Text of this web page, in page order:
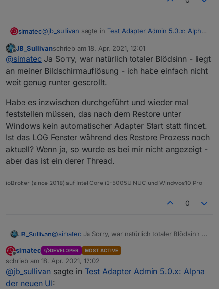
simatec@jb_sullivan sagte in Test Adapter Admin 5.0.x: Alpha
Ich habe mal@ simatecangeschrieben, ob er
seinen BackItUp Adapter vielleicht um die
Restore Funktion erweitern möchte.
aktuell komplett aus der Instanzverwaltung
ausgesperrt. Ich wollte ein Restore über den
BackItUp Adapter versuchen und musste
feststellen das dass aus dem Admin Menü
heraus gar nicht geht. Für solche Szenarien wie
aktuell wäre es sicher sinnvoll wenn es
zumindest diese Möglichkeit gäbe auf ein
Ohne Instanzen jedoch keine Möglichkeit auf ein
------------
Du solltest in deinen Adapter die Möglichkeit
einbauen, ein Restore auch aus der Admin Menü
Leiste durchführen zu können.
Ich verstehe deine Aussage nicht so richtig ... Aus
dem Admin Tab kannst du einen Restore durchführen
Offline
JB_Sullivanschrieb am 18. Apr. 2021, 12:01
zuletzt editiert von
@simatec Ja Sorry, war natürlich totaler Blödsinn - liegt
an meiner Bildschirmauflösung - ich habe einfach nicht
weit genug runter gescrollt.
Habe es inzwischen durchgeführt und wieder mal
feststellen müssen, das nach dem Restore unter
Windows kein automatischer Adapter Start statt findet.
Ist das LOG Fenster während des Restore Prozess noch
aktuell? Wenn ja, so wurde es bei mir nicht angezeigt -
aber das ist ein derer Thread.
ioBroker (since 2018) auf Intel Core i3-5005U NUC und Windwos10 Pro
0
JB_Sullivan@simatec Ja Sorry, war natürlich totaler Blödsinn -
einfach nicht weit genug runter gescrollt.
Habe es inzwischen durchgeführt und wieder mal
feststellen müssen, das nach dem Restore unter
Windows kein automatischer Adapter Start statt
findet. Ist das LOG Fenster während des Restore
Offline
simatec DEVELOPER MOST ACTIVE
schrieb am 18. Apr. 2021, 12:02
zuletzt editiert von
@jb_sullivan sagte in Test Adapter Admin 5.0.x: Alpha
der neuen UI: